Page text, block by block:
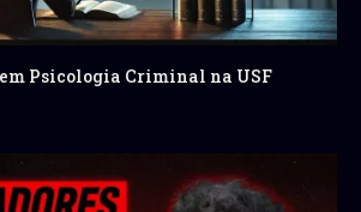
Psicologia Criminal na USF